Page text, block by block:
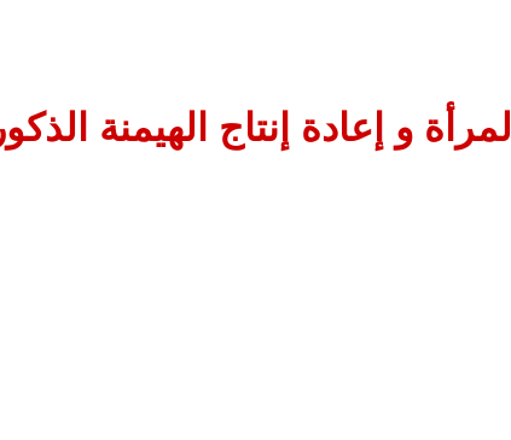
المرأة و إعادة إنتاج الهيمنة